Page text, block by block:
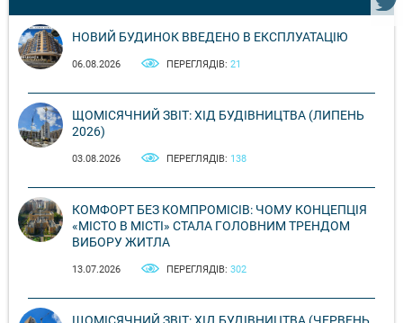
НОВИЙ БУДИНОК ВВЕДЕНО В ЕКСПЛУАТАЦІЮ
06.08.2026 ПЕРЕГЛЯДІВ: 21
ЩОМІСЯЧНИЙ ЗВІТ: ХІД БУДІВНИЦТВА (ЛИПЕНЬ
2026)
03.08.2026 ПЕРЕГЛЯДІВ: 138
КОМФОРТ БЕЗ КОМПРОМІСІВ: ЧОМУ КОНЦЕПЦІЯ
«МІСТО В МІСТІ» СТАЛА ГОЛОВНИМ ТРЕНДОМ
ВИБОРУ ЖИТЛА
13.07.2026 ПЕРЕГЛЯДІВ: 302